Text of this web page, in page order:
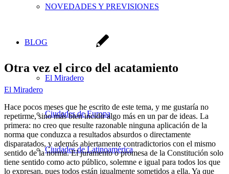
NOVEDADES Y PREVISIONES
BLOG
El Miradero
Ciudades de Europa
Ciudades de Latinoamérica
Otra vez el circo del acatamiento
El Miradero
Hace pocos meses que he escrito de este tema, y me gustaría no
repetirme, sino más bien incidir algo más en un par de ideas. La
primera: no creo que resulte razonable ninguna aplicación de la
norma que conduzca a resultados absurdos o directamente
disparatados, y además abiertamente contradictorios con el mismo
sentido de la norma. El juramento o promesa de la Constitución solo
tiene sentido como acto público, solemne e igual para todos los que
lo expresan, pues todos están igualmente sometidos a ella. Ya que